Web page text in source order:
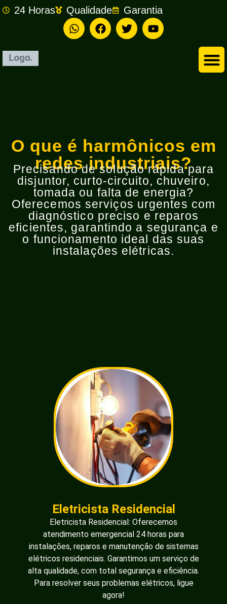
24 Horas Qualidade Garantia
O que é harmônicos em
redes industriais?
Precisando de solução rápida para
disjuntor, curto-circuito, chuveiro,
tomada ou falta de energia?
Oferecemos serviços urgentes com
diagnóstico preciso e reparos
eficientes, garantindo a segurança e
o funcionamento ideal das suas
instalações elétricas.
Eletricista Residencial
Eletricista Residencial: Oferecemos
atendimento emergencial 24 horas para
instalações, reparos e manutenção de sistemas
elétricos residenciais. Garantimos um serviço de
alta qualidade, com total segurança e eficiência.
Para resolver seus problemas elétricos, ligue
agora!